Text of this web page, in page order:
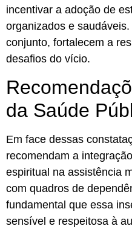
incentivar a adoção de
organizados e
conjunto, fortalecem a
desafios do vício.
da Saúde
Em face dessas
recomendam a
espiritual na assistência
com quadros de
fundamental que essa
sensível e respeitosa à